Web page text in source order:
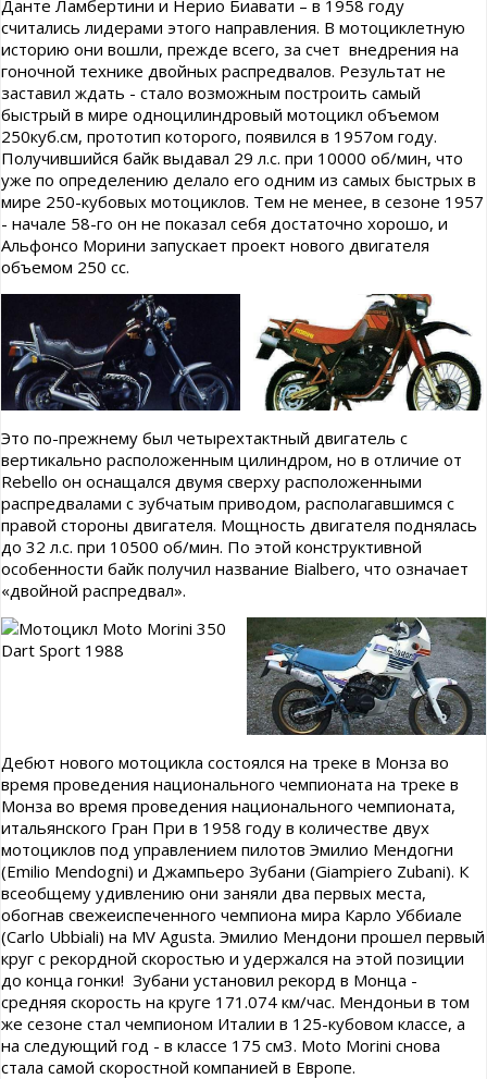
Данте Ламбертини и Нерио Биавати – в 1958 году
считались лидерами этого направления. В мотоциклетную
историю они вошли, прежде всего, за счет внедрения на
гоночной технике двойных распредвалов. Результат не
заставил ждать - стало возможным построить самый
быстрый в мире одноцилиндровый мотоцикл объемом
250куб.см, прототип которого, появился в 1957ом году.
Получившийся байк выдавал 29 л.с. при 10000 об/мин, что
уже по определению делало его одним из самых быстрых в
мире 250-кубовых мотоциклов. Тем не менее, в сезоне 1957
- начале 58-го он не показал себя достаточно хорошо, и
Альфонсо Морини запускает проект нового двигателя
объемом 250 сс.
Это по-прежнему был четырехтактный двигатель с
вертикально расположенным цилиндром, но в отличие от
Rebello он оснащался двумя сверху расположенными
распредвалами с зубчатым приводом, располагавшимся с
правой стороны двигателя. Мощность двигателя поднялась
до 32 л.с. при 10500 об/мин. По этой конструктивной
особенности байк получил название Bialbero, что означает
«двойной распредвал».
Дебют нового мотоцикла состоялся на треке в Монза во
время проведения национального чемпионата на треке в
Монза во время проведения национального чемпионата,
итальянского Гран При в 1958 году в количестве двух
мотоциклов под управлением пилотов Эмилио Мендогни
(Emilio Mendogni) и Джампьеро Зубани (Giampiero Zubani). К
всеобщему удивлению они заняли два первых места,
обогнав свежеиспеченного чемпиона мира Карло Уббиале
(Carlo Ubbiali) на MV Agusta. Эмилио Мендони прошел первый
круг с рекордной скоростью и удержался на этой позиции
до конца гонки! Зубани установил рекорд в Монца -
средняя скорость на круге 171.074 км/час. Мендоньи в том
же сезоне стал чемпионом Италии в 125-кубовом классе, а
на следующий год - в классе 175 см3. Моtо Morini снова
стала самой скоростной компанией в Европе.